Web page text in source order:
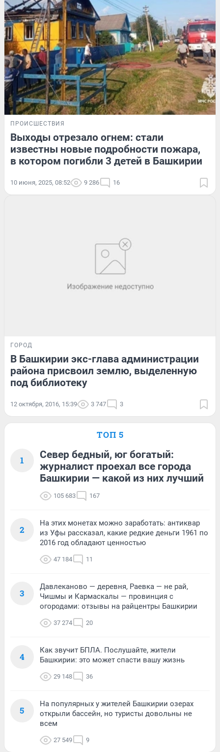
ПРОИСШЕСТВИЯ
Выходы отрезало огнем: стали
известны новые подробности пожара,
в котором погибли 3 детей в Башкирии
10 июня, 2025, 08:52 9 286 16
ГОРОД
В Башкирии экс-глава администрации
района присвоил землю, выделенную
под библиотеку
12 октября, 2016, 15:39 3 747 3
ТОП 5
1
Север бедный, юг богатый:
журналист проехал все города
Башкирии — какой из них лучший
105 683 167
2
На этих монетах можно заработать: антиквар
из Уфы рассказал, какие редкие деньги 1961 по
2016 год обладают ценностью
47 184 11
3
Давлеканово — деревня, Раевка — не рай,
Чишмы и Кармаскалы — провинция с
огородами: отзывы на райцентры Башкирии
37 274 20
4
Как звучит БПЛА. Послушайте, жители
Башкирии: это может спасти вашу жизнь
29 148 36
5
На популярных у жителей Башкирии озерах
открыли бассейн, но туристы довольны не
всем
27 549 9